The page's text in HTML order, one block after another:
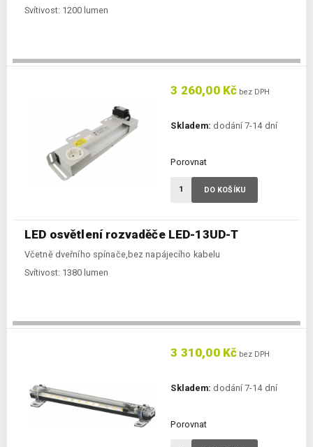
Svítivost: 1200 lumen
LED osvětlení rozvaděče LED-13UD-T
Včetně dveřního spínače,bez napájecího kabelu
Svítivost: 1380 lumen
3 260,00 Kč bez DPH
Skladem: dodání 7-14 dní
Porovnat
DO KOŠÍKU
3 310,00 Kč bez DPH
Skladem: dodání 7-14 dní
Porovnat